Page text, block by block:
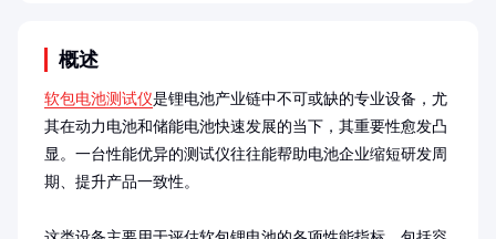
概述
软包电池测试仪是锂电池产业链中不可或缺的专业设备，尤
其在动力电池和储能电池快速发展的当下，其重要性愈发凸
显。一台性能优异的测试仪往往能帮助电池企业缩短研发周
期、提升产品一致性。